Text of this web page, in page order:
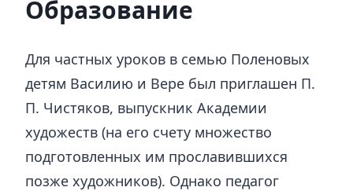
Образование
Для частных уроков в семью Поленовых
детям Василию и Вере был приглашен П.
П. Чистяков, выпускник Академии
художеств (на его счету множество
подготовленных им прославившихся
позже художников). Однако педагог